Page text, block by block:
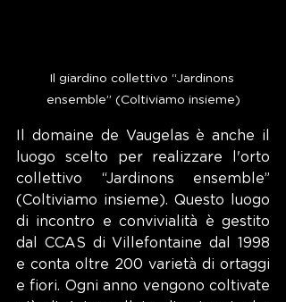
Il giardino collettivo “Jardinons
ensemble” (Coltiviamo insieme)
Il domaine de Vaugelas è anche il
luogo scelto per realizzare l'orto
collettivo “Jardinons ensemble”
(Coltiviamo insieme). Questo luogo
di incontro e convivialità è gestito
dal CCAS di Villefontaine dal 1998
e conta oltre 200 varietà di ortaggi
e fiori. Ogni anno vengono coltivate